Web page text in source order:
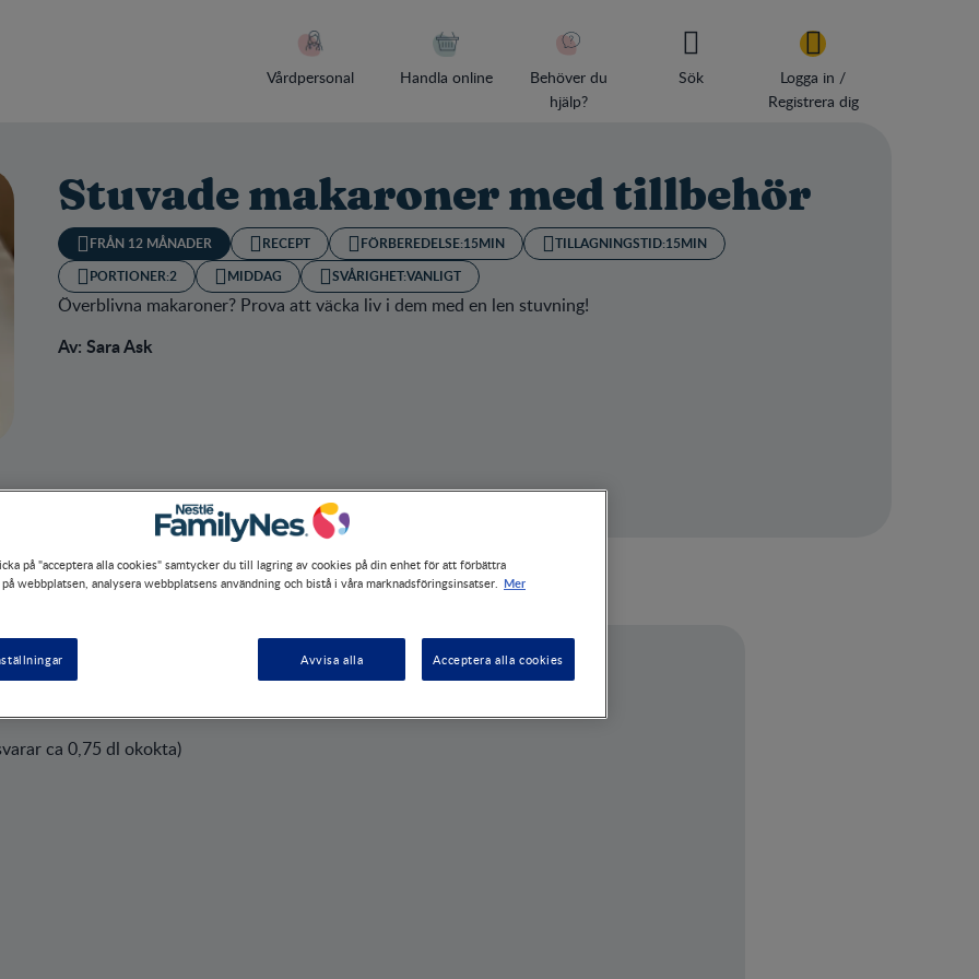
Vårdpersonal Handla online
Behöver du
hjälp?
Sök
Logga in /
Registrera dig
Stuvade makaroner med tillbehör
FRÅN 12 MÅNADER RECEPT FÖRBEREDELSE:15MIN TILLAGNINGSTID:15MIN
PORTIONER:2 MIDDAG SVÅRIGHET:VANLIGT
Överblivna makaroner? Prova att väcka liv i dem med en len stuvning!
Av: Sara Ask
ca 0,75 dl okokta)
på "acceptera alla cookies" samtycker du till lagring av cookies på din enhet för att förbättra
webbplatsen, analysera webbplatsens användning och bistå i våra marknadsföringsinsatser. Mer
Avvisa alla Acceptera alla cookies